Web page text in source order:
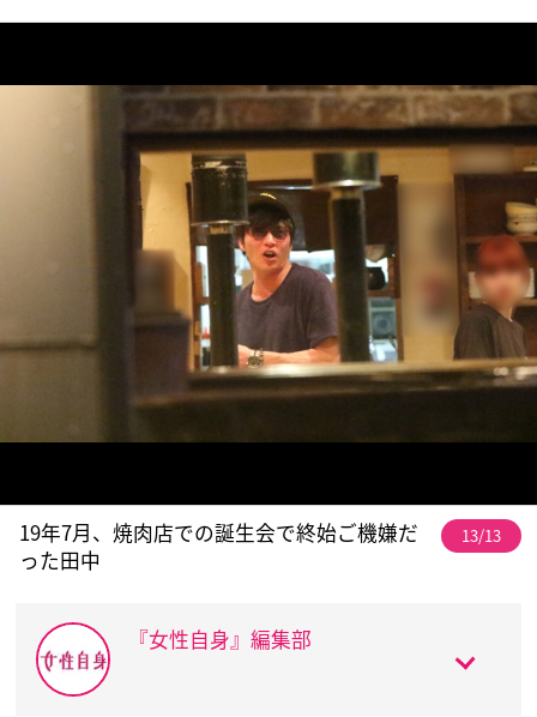
19年7月、焼肉店での誕生会で終始ご機嫌だ
った田中
13/13
『女性自身』編集部